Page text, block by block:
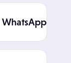
WhatsApp